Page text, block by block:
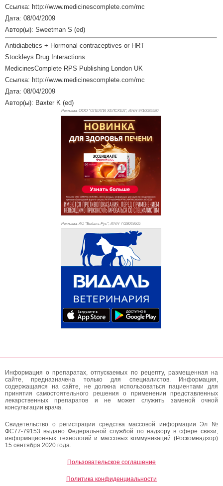
Ссылка: http://www.medicinescomplete.com/mc
Дата: 08/04/2009
Автор(ы): Sweetman S (ed)
Antidiabetics + Hormonal contraceptives or HRT
Stockleys Drug Interactions
MedicinesComplete RPS Publishing London UK
Ссылка: http://www.medicinescomplete.com/mc
Дата: 08/04/2009
Автор(ы): Baxter K (ed)
Реклама. ООО "ОПЕЛЛА ХЕЛСКЕА", ИНН 9710085580
Реклама. АО "Видаль Рус", ИНН 7728043605
Информация о препаратах, отпускаемых по рецепту, размещенная на
сайте, предназначена только для специалистов. Информация,
содержащаяся на сайте, не должна использоваться пациентами для
принятия самостоятельного решения о применении представленных
лекарственных препаратов и не может служить заменой очной
консультации врача.
Свидетельство о регистрации средства массовой информации Эл №
ФС77-79153 выдано Федеральной службой по надзору в сфере связи,
информационных технологий и массовых коммуникаций (Роскомнадзор)
15 сентября 2020 года.
Пользовательское соглашение
Политика конфиденциальности